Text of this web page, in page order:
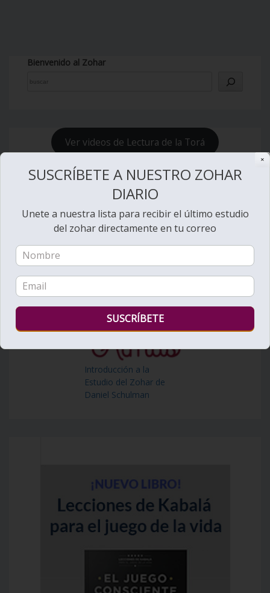
Bienvenido al Zohar
Ver videos de Lectura de la Torá
Introducción a la
Estudio del Zohar de
Daniel Schulman
✕
SUSCRÍBETE A NUESTRO ZOHAR
DIARIO
Unete a nuestra lista para recibir el último estudio
del zohar directamente en tu correo